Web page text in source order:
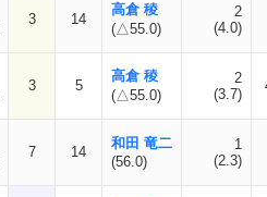
3 14
高倉 稜
(△55.0)
2
(4.0)
3 5
高倉 稜
(△55.0)
2
(3.7)
7 14
和田 竜二
(56.0)
1
(2.3)